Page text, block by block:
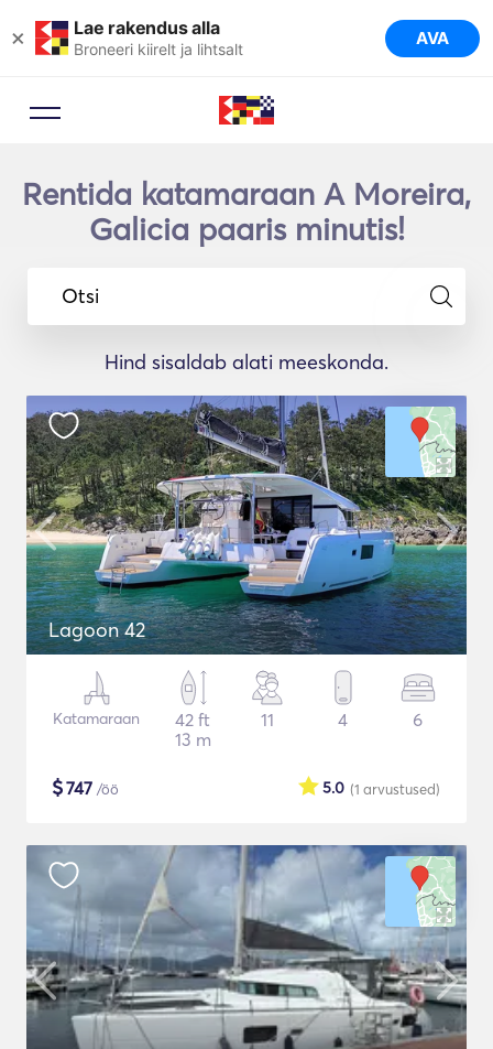
× Lae rakendus alla
Broneeri kiirelt ja lihtsalt AVA
Rentida katamaraan A Moreira,
Galicia paaris minutis!
Otsi
Hind sisaldab alati meeskonda.
Lagoon 42
Katamaraan
42 ft
13 m
11 4 6
$747 /öö (1 arvustused)
5.0